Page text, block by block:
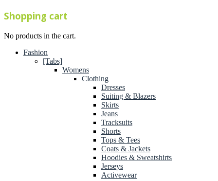
Shopping cart
No products in the cart.
Fashion
[Tabs]
Womens
Clothing
Dresses
Suiting & Blazers
Skirts
Jeans
Tracksuits
Shorts
Tops & Tees
Coats & Jackets
Hoodies & Sweatshirts
Jerseys
Activewear